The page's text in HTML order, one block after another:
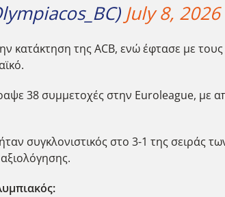
July 8, 2026
κατάκτηση της ACB, ενώ έφτασε με
38 συμμετοχές στην Euroleague, με
συγκλονιστικός στο 3-1 της σειράς